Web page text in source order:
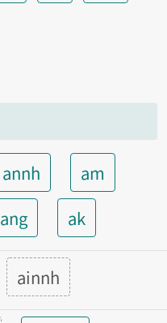
annh
am
ang ak
ainnh